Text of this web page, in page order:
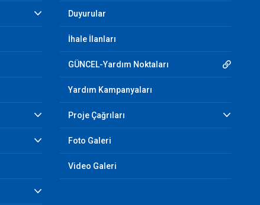
Duyurular
İhale İlanları
GÜNCEL-Yardım Noktaları
Yardım Kampanyaları
Proje Çağrıları
Foto Galeri
Video Galeri